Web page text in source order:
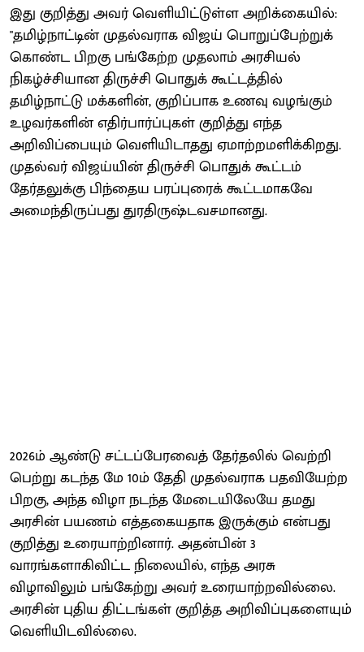
இது குறித்து அவர் வெளியிட்டுள்ள அறிக்கையில்:
"தமிழ்நாட்டின் முதல்வராக விஜய் பொறுப்பேற்றுக்
கொண்ட பிறகு பங்கேற்ற முதலாம் அரசியல்
நிகழ்ச்சியான திருச்சி பொதுக் கூட்டத்தில்
தமிழ்நாட்டு மக்களின், குறிப்பாக உணவு வழங்கும்
உழவர்களின் எதிர்பார்ப்புகள் குறித்து எந்த
அறிவிப்பையும் வெளியிடாதது ஏமாற்றமளிக்கிறது.
முதல்வர் விஜய்யின் திருச்சி பொதுக் கூட்டம்
தேர்தலுக்கு பிந்தைய பரப்புரைக் கூட்டமாகவே
அமைந்திருப்பது துரதிருஷ்டவசமானது.
2026ம் ஆண்டு சட்டப்பேரவைத் தேர்தலில் வெற்றி
பெற்று கடந்த மே 10ம் தேதி முதல்வராக பதவியேற்ற
பிறகு, அந்த விழா நடந்த மேடையிலேயே தமது
அரசின் பயணம் எத்தகையதாக இருக்கும் என்பது
குறித்து உரையாற்றினார். அதன்பின் 3
வாரங்களாகிவிட்ட நிலையில், எந்த அரசு
விழாவிலும் பங்கேற்று அவர் உரையாற்றவில்லை.
அரசின் புதிய திட்டங்கள் குறித்த அறிவிப்புகளையும்
வெளியிடவில்லை.